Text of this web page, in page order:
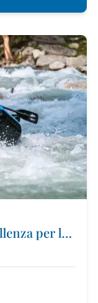
Ursus Adventures: il centro d'eccellenza per le attività outdoor premium in Trentino